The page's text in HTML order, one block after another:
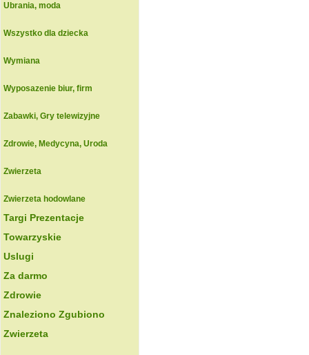
Ubrania, moda
Wszystko dla dziecka
Wymiana
Wyposazenie biur, firm
Zabawki, Gry telewizyjne
Zdrowie, Medycyna, Uroda
Zwierzeta
Zwierzeta hodowlane
Targi Prezentacje
Towarzyskie
Uslugi
Za darmo
Zdrowie
Znaleziono Zgubiono
Zwierzeta